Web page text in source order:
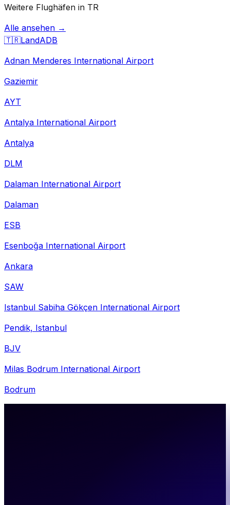
Weitere Flughäfen in TR
Alle ansehen →
🇹🇷LandADB
Adnan Menderes International Airport
Gaziemir
AYT
Antalya International Airport
Antalya
DLM
Dalaman International Airport
Dalaman
ESB
Esenboğa International Airport
Ankara
SAW
Istanbul Sabiha Gökçen International Airport
Pendik, Istanbul
BJV
Milas Bodrum International Airport
Bodrum